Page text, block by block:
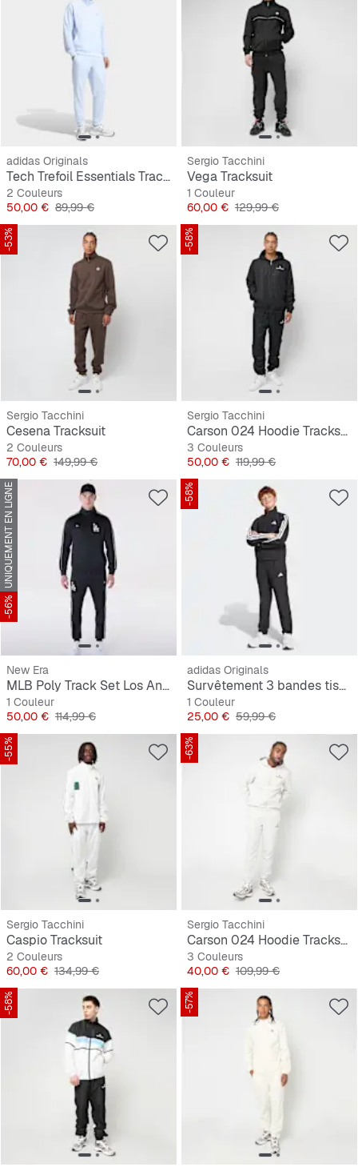
adidas Originals
Tech Trefoil Essentials Track Suit
2 Couleurs
Prix
50,00 € Prix original
89,99 €
Sergio Tacchini
Vega Tracksuit
1 Couleur
Prix
60,00 € Prix original
129,99 €
-53%
Sergio Tacchini
Cesena Tracksuit
2 Couleurs
Prix
70,00 € Prix original
149,99 €
-58%
Sergio Tacchini
Carson 024 Hoodie Tracksuit
3 Couleurs
Prix
50,00 € Prix original
119,99 €
UNIQUEMENT EN LIGNE
-56%
New Era
MLB Poly Track Set Los Angeles Dodgers
1 Couleur
Prix
50,00 € Prix original
114,99 €
-58%
adidas Originals
Survêtement 3 bandes tissé pour enfants
1 Couleur
Prix
25,00 € Prix original
59,99 €
-55%
Sergio Tacchini
Caspio Tracksuit
2 Couleurs
Prix
60,00 € Prix original
134,99 €
-63%
Sergio Tacchini
Carson 024 Hoodie Tracksuit
3 Couleurs
Prix
40,00 € Prix original
109,99 €
-58% -57%